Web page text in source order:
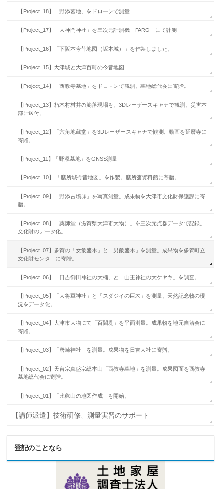
【Project_18】「野添墓地」をドローンで測量
【Project_17】「大神門神社」を三次元計測機「FARO」にて計測
【Project_16】「下阪本今昔地図（坂本城）」を作製しました。
【Project_15】大津城と大津百町の今昔地図
【Project_14】「西教寺墓地」をドロ－ンで観測。墓地総代会に寄贈。
【Project_13】朽木村村井の崩落現場を、3Dレーザースキャナで観測。災害本
部に送付。
【Project_12】「六角地蔵堂」を3Dレーザースキャナで観測。動画を延暦寺に
寄贈。
【Project_11】「野添墓地」をGNSS測量
【Project_10】 「膳所城今昔地図」を作製。膳所藩資料館に寄贈。
【Project_09】「野添古墳群」を写真測量。成果物を大津市文化財保護課に寄
贈。
【Project_08】「薬師堂（滋賀県大津市大物）」を三次元点群データで記録。
文化財のデータ化。
【Project_07】多賀の「女飯盛木」と「男飯盛木」を測量。成果物を多賀町立
文化財センタ－に寄贈。
【Project_06】「日吉御田神社の大楠」と「山王神社の大ケヤキ」を調査。
【Project_05】「大将軍神社」と「スダジイの巨木」を測量。天然記念物の現
況をデータ化。
【Project_04】大津市大物にて「百間堤」を平面測量。成果物を地元自治会に
寄贈。
【Project_03】「唐崎神社」を測量。成果物を日吉大社に寄贈。
【Project_02】天台宗真盛宗総本山「西教寺墓地」を測量。成果図面を西教寺
墓地総代会に寄贈。
【Project_01】「比叡山の地図作成」を開始。
【講師派遣】技術研修、測量実習のサポート
登記のことなら